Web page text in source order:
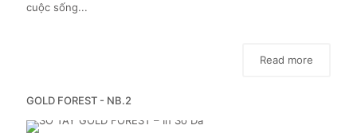
cuộc sống...
Read more
GOLD FOREST - NB.2